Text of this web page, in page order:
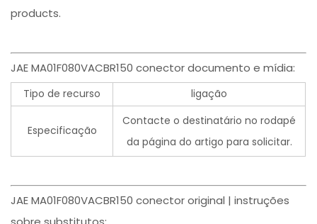
products.
JAE MA01F080VACBR150 conector documento e mídia:
Tipo de recurso ligação
Especificação
Contacte o destinatário no rodapé
da página do artigo para solicitar.
JAE MA01F080VACBR150 conector original | instruções